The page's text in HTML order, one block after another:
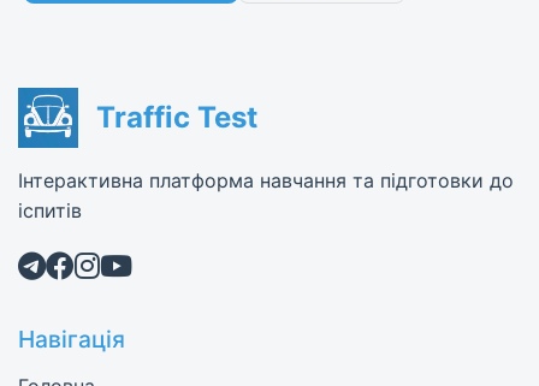
Traffic Test
Інтерактивна платформа навчання та підготовки до
іспитів
Навігація